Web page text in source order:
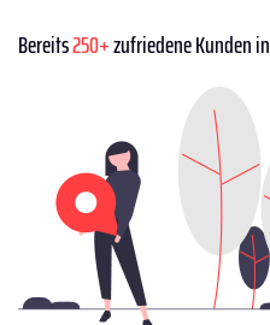
Bereits250+zufriedene Kunden in